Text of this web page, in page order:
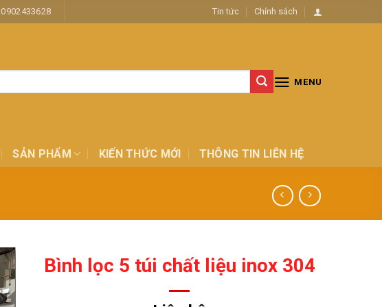
0902433628 Tin tức Chính sách
MENU
SẢN PHẨM KIẾN THỨC MỚI THÔNG TIN LIÊN HỆ
Bình lọc 5 túi chất liệu inox 304